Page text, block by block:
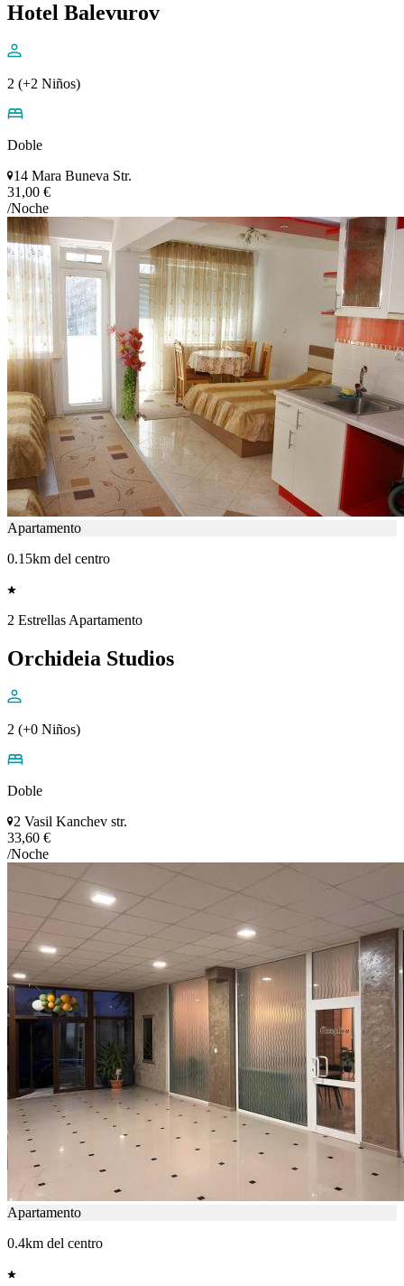
Hotel Balevurov
2 (+2 Niños)
Doble
14 Mara Buneva Str.
31,00 €
/Noche
Apartamento
0.15km del centro
2 Estrellas Apartamento
Orchideia Studios
2 (+0 Niños)
Doble
2 Vasil Kanchev str.
33,60 €
/Noche
Apartamento
0.4km del centro